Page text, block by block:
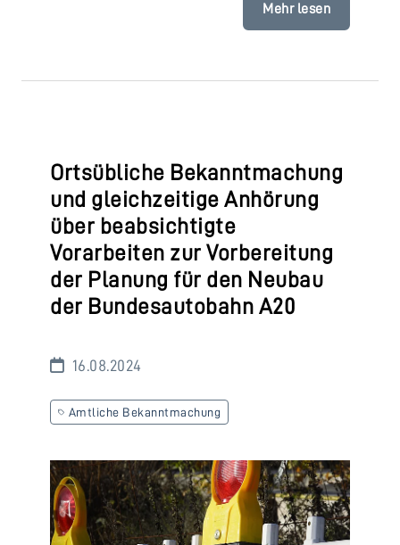
Mehr lesen
Ortsübliche Bekanntmachung
und gleichzeitige Anhörung
über beabsichtigte
Vorarbeiten zur Vorbereitung
der Planung für den Neubau
der Bundesautobahn A20
16.08.2024
Amtliche Bekanntmachung